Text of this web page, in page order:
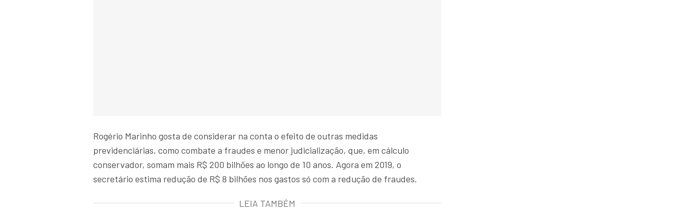
Rogério Marinho gosta de considerar na conta o efeito de outras medidas
previdenciárias, como combate a fraudes e menor judicialização, que, em cálculo
conservador, somam mais R$ 200 bilhões ao longo de 10 anos. Agora em 2019, o
secretário estima redução de R$ 8 bilhões nos gastos só com a redução de fraudes.
LEIA TAMBÉM